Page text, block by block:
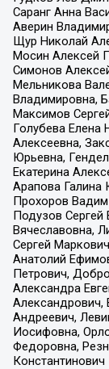
Саранг Анна
Аверин
Щур Николай
Мосин Алексей
Симонов
Мельникова
Владимировна,
Максимов
Голубева Елена
Алексеевна,
Юрьевна,
Екатерина
Арапова Галина
Прохоров
Подузов Сергей
Вячеславовна,
Сергей
Анатолий
Петрович,
Александра
Александрович,
Андреевич,
Иосифовна,
Федоровна,
Константинович